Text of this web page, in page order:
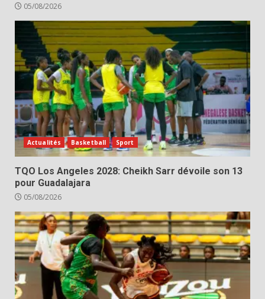
05/08/2026
Actualités Basketball Sport
TQO Los Angeles 2028: Cheikh Sarr dévoile son 13
pour Guadalajara
05/08/2026